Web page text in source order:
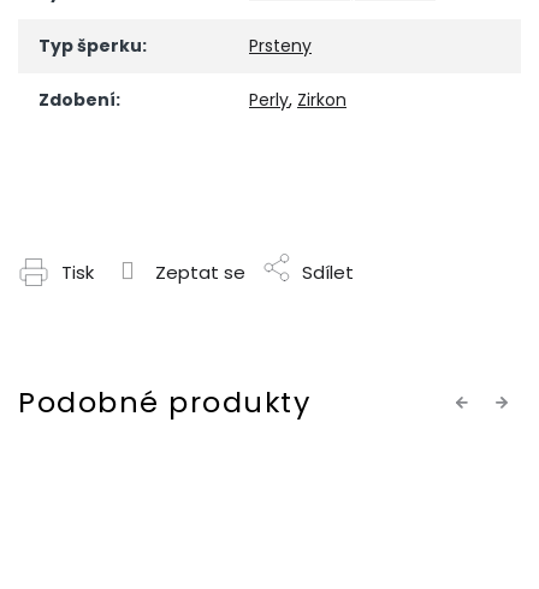
Typ šperku: Prsteny
Zdobení: Perly, Zirkon
Tisk Zeptat se Sdílet
Previous
Next